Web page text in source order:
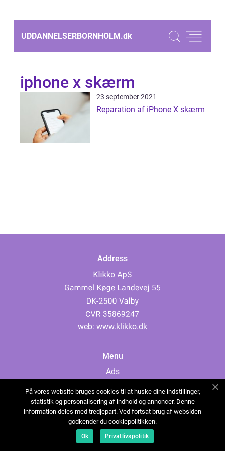
UDDANNELSERBORNHOLM.dk
iphone x skærm
23 september 2021
Reparation af iPhone X skærm
Address
web: www.klikko.dk
Menu
Ads
Cookies
Contact
Sitemap
På vores website bruges cookies til at huske dine indstillinger,
statistik og personalisering af indhold og annoncer. Denne
information deles med tredjepart. Ved fortsat brug af websiden
godkender du cookiepolitikken.
Ok Privatlivspolitik